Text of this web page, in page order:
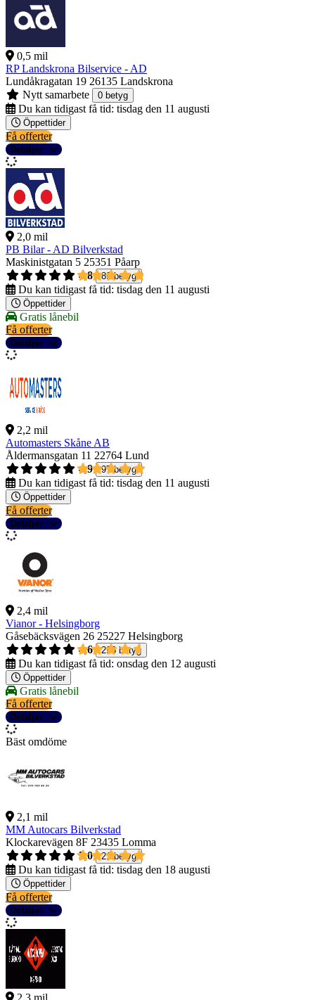
0,5 mil
RP Landskrona Bilservice - AD
Lundåkragatan 19 26135 Landskrona
Nytt samarbete
0 betyg
Du kan tidigast få tid: tisdag den 11 augusti
Öppettider
Få offerter
Detaljer
2,0 mil
PB Bilar - AD Bilverkstad
Maskinistgatan 5 25351 Påarp
4,8
89 betyg
Du kan tidigast få tid: tisdag den 11 augusti
Öppettider
Gratis lånebil
Få offerter
Detaljer
2,2 mil
Automasters Skåne AB
Åldermansgatan 11 22764 Lund
4,9
97 betyg
Du kan tidigast få tid: tisdag den 11 augusti
Öppettider
Få offerter
Detaljer
2,4 mil
Vianor - Helsingborg
Gåsebäcksvägen 26 25227 Helsingborg
4,6
298 betyg
Du kan tidigast få tid: onsdag den 12 augusti
Öppettider
Gratis lånebil
Få offerter
Detaljer
Bäst omdöme
2,1 mil
MM Autocars Bilverkstad
Klockarevägen 8F 23435 Lomma
5,0
21 betyg
Du kan tidigast få tid: tisdag den 18 augusti
Öppettider
Få offerter
Detaljer